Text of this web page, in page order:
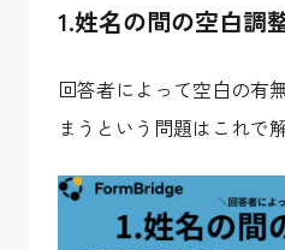
1.姓名の間の空白調
回答者によって空白の有
まうという問題はこれで